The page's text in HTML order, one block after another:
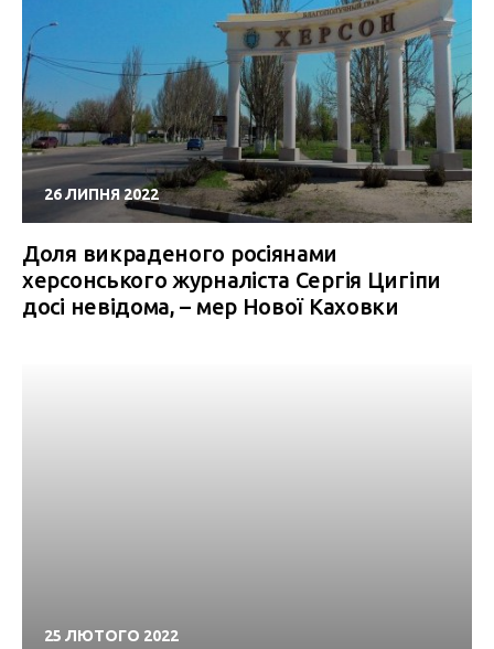
26 ЛИПНЯ 2022
Доля викраденого росіянами
херсонського журналіста Сергія Цигіпи
досі невідома, – мер Нової Каховки
25 ЛЮТОГО 2022